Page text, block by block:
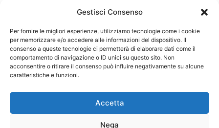
Gestisci Consenso
Per fornire le migliori esperienze, utilizziamo tecnologie come i cookie
per memorizzare e/o accedere alle informazioni del dispositivo. Il
consenso a queste tecnologie ci permetterà di elaborare dati come il
comportamento di navigazione o ID unici su questo sito. Non
acconsentire o ritirare il consenso può influire negativamente su alcune
caratteristiche e funzioni.
Accetta
Nega
Federazione Nazionale Degli Ordini dei Biologi:
codice fiscale 80069130583
Responsabile sito internet www.fnob.it: Vincenzo